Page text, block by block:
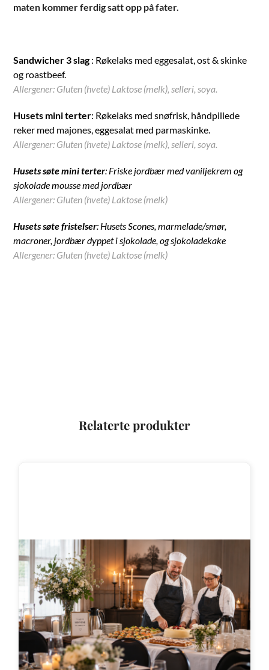
maten kommer ferdig satt opp på fater.
Sandwicher 3 slag: Røkelaks med eggesalat, ost & skinke
og roastbeef.
Allergener: Gluten (hvete) Laktose (melk), selleri, soya.
Husets mini terter: Røkelaks med snøfrisk, håndpillede
reker med majones, eggesalat med parmaskinke.
Allergener: Gluten (hvete) Laktose (melk), selleri, soya.
Husets søte mini terter: Friske jordbær med vaniljekrem og
sjokolade mousse med jordbær
Allergener: Gluten (hvete) Laktose (melk)
Husets søte fristelser: Husets Scones, marmelade/smør,
macroner, jordbær dyppet i sjokolade, og sjokoladekake
Allergener: Gluten (hvete) Laktose (melk)
Relaterte produkter